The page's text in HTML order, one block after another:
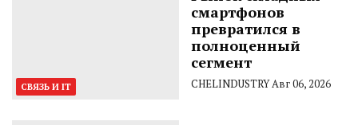
СВЯЗЬ И IT
смартфонов
превратился в
полноценный
сегмент
CHELINDUSTRYАвг 06, 2026